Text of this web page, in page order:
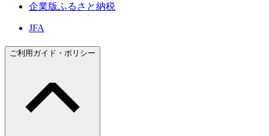
企業版ふるさと納税
JFA
ご利用ガイド・ポリシー